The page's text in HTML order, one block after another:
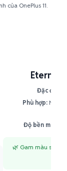
của OnePlus 11.
Eternal
Đặc điểm:
Phù hợp:Người
Độ bền màu:
🌿 Gam màu sâu